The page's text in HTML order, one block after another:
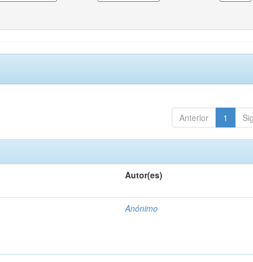
Anterior 1
Autor(es)
Anónimo